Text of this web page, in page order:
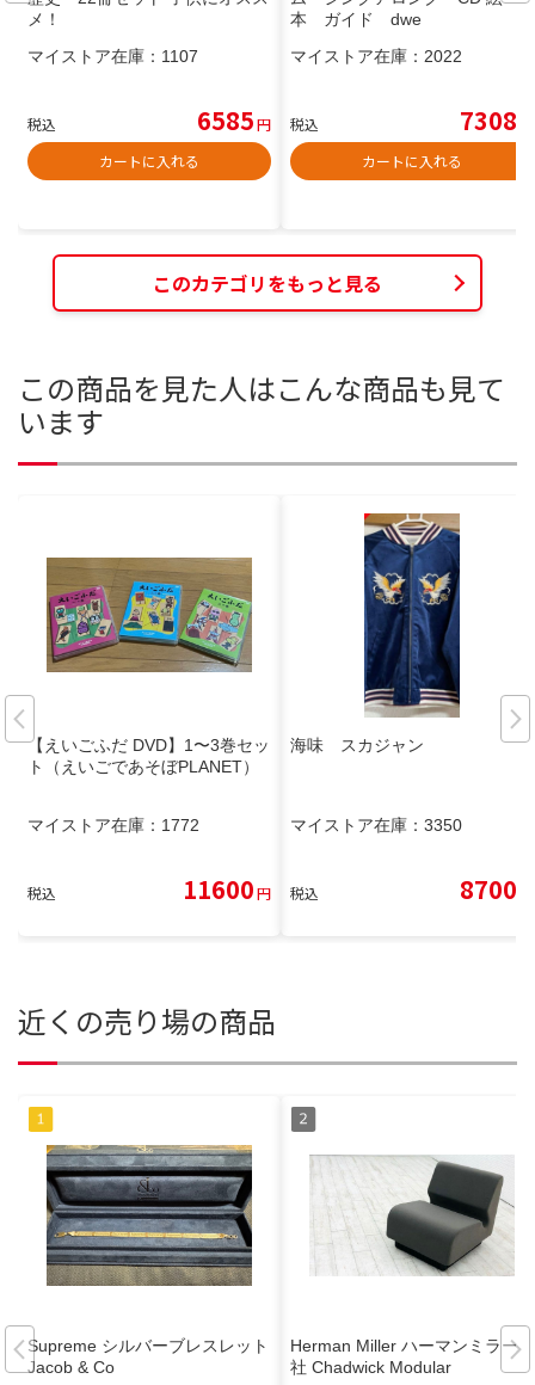
メ！
マイストア在庫： 1107
税込 6585円
カートに入れる
本 ガイド dwe
マイストア在庫： 2022
税込 7308
カートに入れる
このカテゴリをもっと見る
この商品を見た人はこんな商品も見て
います
【えいごふだ DVD】1〜3巻セッ
ト（えいごであそぼPLANET）
マイストア在庫： 1772
税込 11600円
海味 スカジャン
マイストア在庫： 3350
税込 8700
近くの売り場の商品
Supreme シルバーブレスレット
Jacob & Co
Herman Miller ハーマンミラー
社 Chadwick Modular